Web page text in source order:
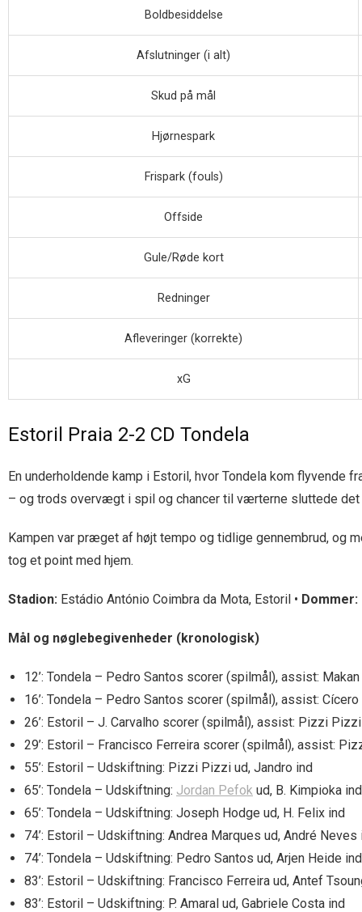
Boldbesiddelse
Afslutninger (i alt)
Skud på mål
Hjørnespark
Frispark (fouls)
Offside
Gule/Røde kort
Redninger
Afleveringer (korrekte)
xG
Estoril Praia 2-2 CD Tondela
En underholdende kamp i Estoril, hvor Tondela kom flyvende
– og trods overvægt i spil og chancer til værterne sluttede det
Kampen var præget af højt tempo og tidlige gennembrud, og
tog et point med hjem.
Stadion: Estádio António Coimbra da Mota, Estoril • Dommer:
Mål og nøglebegivenheder (kronologisk)
12’: Tondela – Pedro Santos scorer (spilmål), assist:
16’: Tondela – Pedro Santos scorer (spilmål), assist: Cícero
26’: Estoril – J. Carvalho scorer (spilmål), assist: Pizzi Pizzi
29’: Estoril – Francisco Ferreira scorer (spilmål), assist:
55’: Estoril – Udskiftning: Pizzi Pizzi ud, Jandro ind
65’: Tondela – Udskiftning: Jordan Pefok ud, B. Kimpioka ind
65’: Tondela – Udskiftning: Joseph Hodge ud, H. Felix ind
74’: Estoril – Udskiftning: Andrea Marques ud, André Neves
74’: Tondela – Udskiftning: Pedro Santos ud, Arjen Heide ind
83’: Estoril – Udskiftning: Francisco Ferreira ud, Antef
83’: Estoril – Udskiftning: P. Amaral ud, Gabriele Costa ind